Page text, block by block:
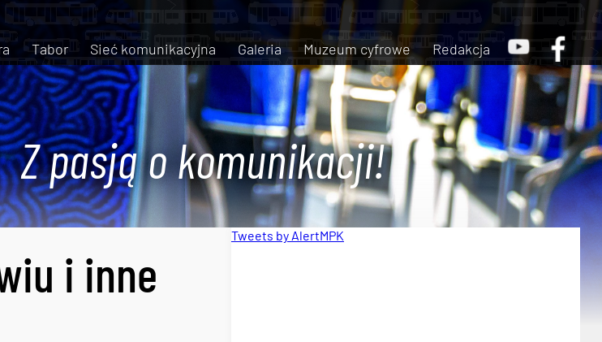
Tabor Sieć komunikacyjna Galeria Muzeum cyfrowe Redakcja
Z pasją o komunikacji!
i inne
Tweets by AlertMPK